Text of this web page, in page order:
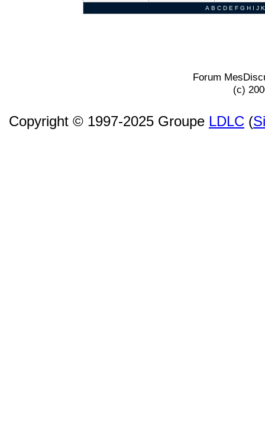
A B C D E F G H I J K
Forum
(c)
Copyright © 1997-2025 Groupe LDLC (